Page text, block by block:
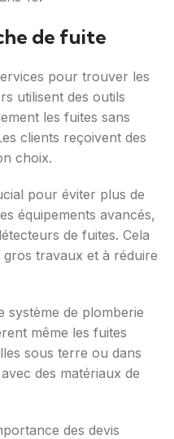
de fuite
pour trouver les
utilisent des outils
les fuites sans
clients reçoivent des
choix.
pour éviter plus de
équipements avancés,
de fuites. Cela
travaux et à réduire
système de plomberie
même les fuites
sous terre ou dans
des matériaux de
des devis